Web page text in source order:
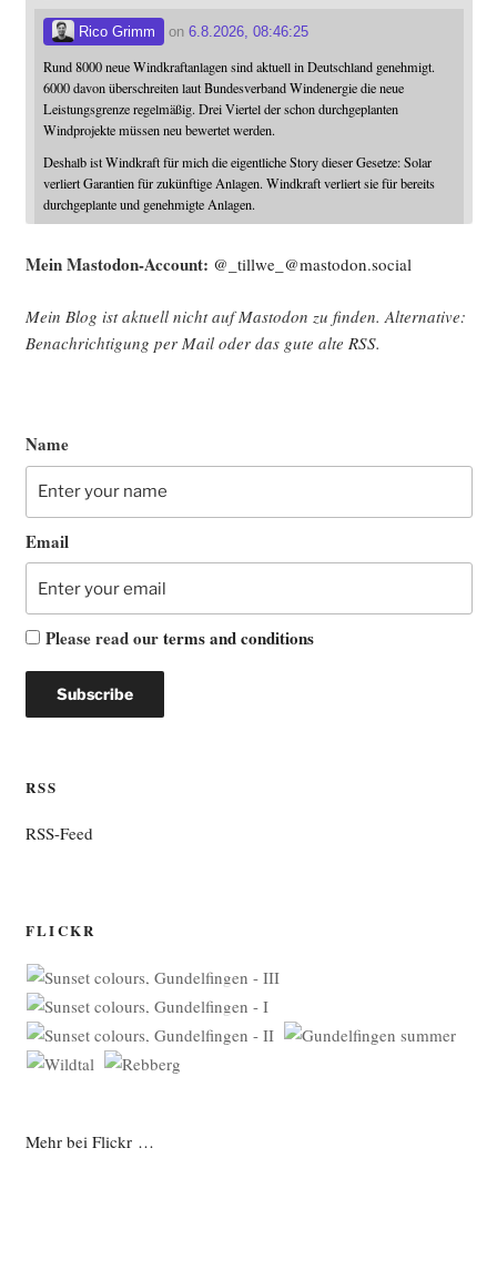
Rico Grimm on 6.8.2026, 08:46:25
Rund 8000 neue Windkraftanlagen sind aktuell in Deutschland genehmigt.
6000 davon überschreiten laut Bundesverband Windenergie die neue
Leistungsgrenze regelmäßig. Drei Viertel der schon durchgeplanten
Windprojekte müssen neu bewertet werden.
Deshalb ist Windkraft für mich die eigentliche Story dieser Gesetze: Solar
verliert Garantien für zukünftige Anlagen. Windkraft verliert sie für bereits
durchgeplante und genehmigte Anlagen.
Mein Mast­o­don-Account: @_tillwe_@mastodon.social
Mein Blog ist aktu­ell nicht auf Mast­o­don zu fin­den. Alter­na­ti­ve:
Benach­rich­ti­gung per Mail oder das gute alte RSS.
Name
Email
Please read ourterms and conditions
RSS
RSS-Feed
FLICKR
Mehr bei Flickr …